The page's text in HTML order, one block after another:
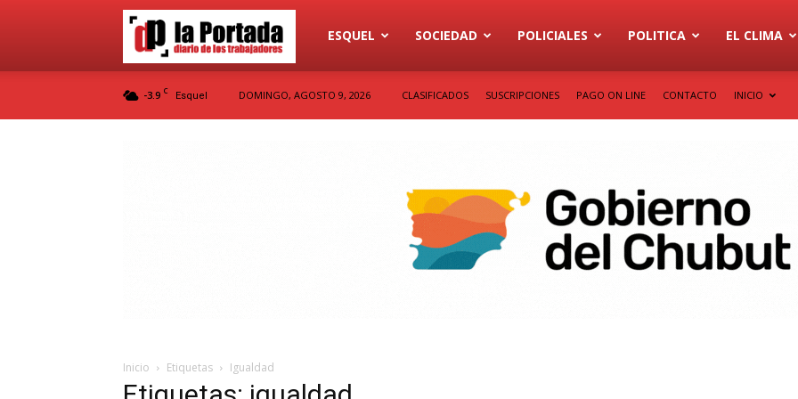
Diario
ESQUEL SOCIEDAD POLICIALES POLITICA EL CLIMA
-3.9 C Esquel DOMINGO, AGOSTO 9, 2026 CLASIFICADOS SUSCRIPCIONES PAGO ON LINE CONTACTO INICIO
Inicio Etiquetas Igualdad